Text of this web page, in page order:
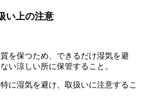
い上の注意
を保つため、できるだけ湿気を避
い涼しい所に保管すること。
に湿気を避け、取扱いに注意するこ